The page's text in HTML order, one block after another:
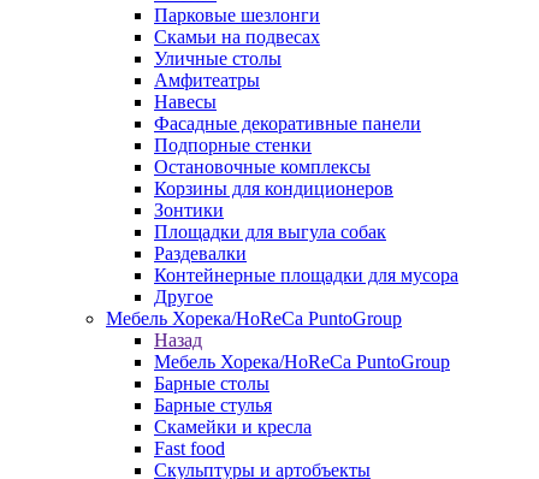
Парковые шезлонги
Скамьи на подвесах
Уличные столы
Амфитеатры
Навесы
Фасадные декоративные панели
Подпорные стенки
Остановочные комплексы
Корзины для кондиционеров
Зонтики
Площадки для выгула собак
Раздевалки
Контейнерные площадки для мусора
Другое
Мебель Хорека/HoReCa PuntoGroup
Назад
Мебель Хорека/HoReCa PuntoGroup
Барные столы
Барные стулья
Скамейки и кресла
Fast food
Скульптуры и артобъекты